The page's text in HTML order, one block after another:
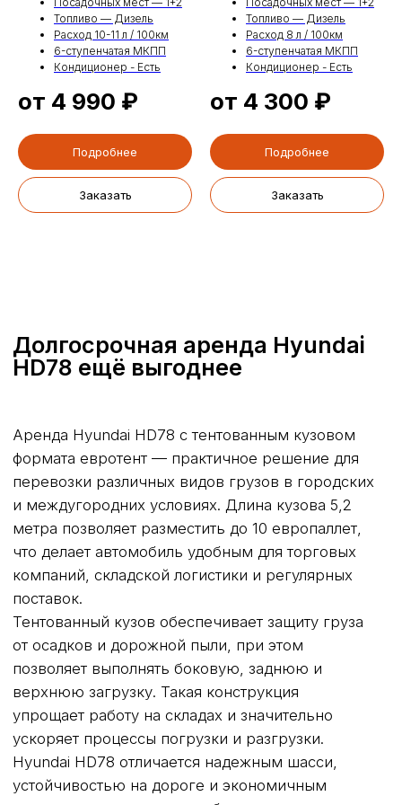
Топливо — Дизель
Расход 10-11 л / 100км
6-ступенчатая МКПП
Кондиционер - Есть
от 4 990 ₽
Подробнее
Заказать
Топливо — Дизель
Расход 8 л / 100км
6-ступенчатая МКПП
Кондиционер - Есть
от 4 300 ₽
Подробнее
Заказать
+7
Я соглашаюсь сПолитикой обработки персональных данных
Отправить
+7 (495) 363-86-46
Ford Transit Промтоварный фургон
ГАЗель Некст Промтоварный фургон
ГАЗель Бизнес Рефрижератор
ГАЗон Некст Евротент с воротами
Арендовать Грузовое Авто
Все автомобили
Заказать авто Заказать звонок
АВТОМОБИЛИ
Полуприцеп Kogel изотермический
Полуприцеп Kogel рефрижератор
Полуприцеп Kogel шторный
Citroen Jumper
Peugeot Boxer